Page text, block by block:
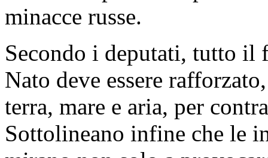
minacce russe.
Secondo i deputati, tutto il
Nato deve essere
terra, mare e aria, per
Sottolineano infine che le